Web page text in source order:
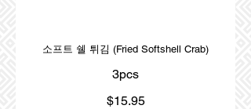
소프트 쉘 튀김 (Fried Softshell Crab)
3pcs
$15.95